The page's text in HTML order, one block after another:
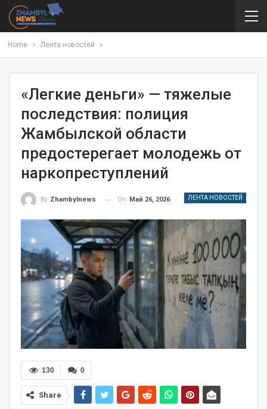
Home Лента новостей
«Легкие деньги» — тяжелые
последствия: полиция
Жамбылской области
предостерегает молодежь от
наркопреступлений
ЛЕНТА НОВОСТЕЙ
By Zhambylnews On Май 26, 2026
0
130
Share